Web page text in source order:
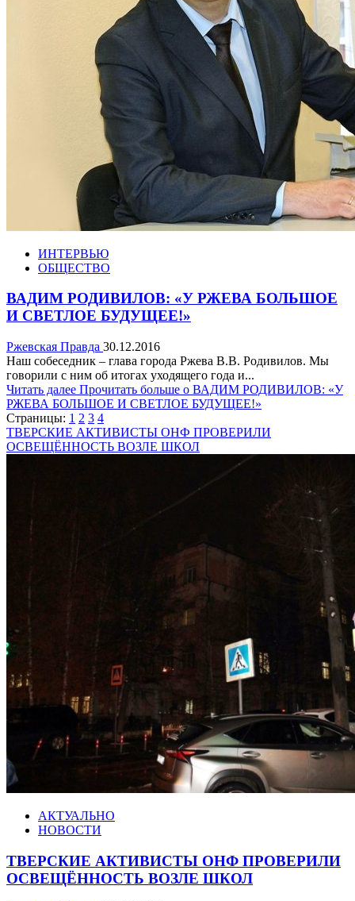
ИНТЕРВЬЮ
ОБЩЕСТВО
ВАДИМ РОДИВИЛОВ: «У РЖЕВА БОЛЬШОЕ
И СВЕТЛОЕ БУДУЩЕЕ!»
Ржевская Правда 30.12.2016
Наш собеседник – глава города Ржева В.В. Родивилов. Мы
говорили с ним об итогах уходящего года и...
Читать далее Прочитать больше о ВАДИМ РОДИВИЛОВ: «У
РЖЕВА БОЛЬШОЕ И СВЕТЛОЕ БУДУЩЕЕ!»
Страницы: 1 2 3 4
ТВЕРСКИЕ АКТИВИСТЫ ОНФ ПРОВЕРИЛИ
ОСВЕЩЁННОСТЬ ВОЗЛЕ ШКОЛ
АКТУАЛЬНО
НОВОСТИ
ТВЕРСКИЕ АКТИВИСТЫ ОНФ ПРОВЕРИЛИ
ОСВЕЩЁННОСТЬ ВОЗЛЕ ШКОЛ